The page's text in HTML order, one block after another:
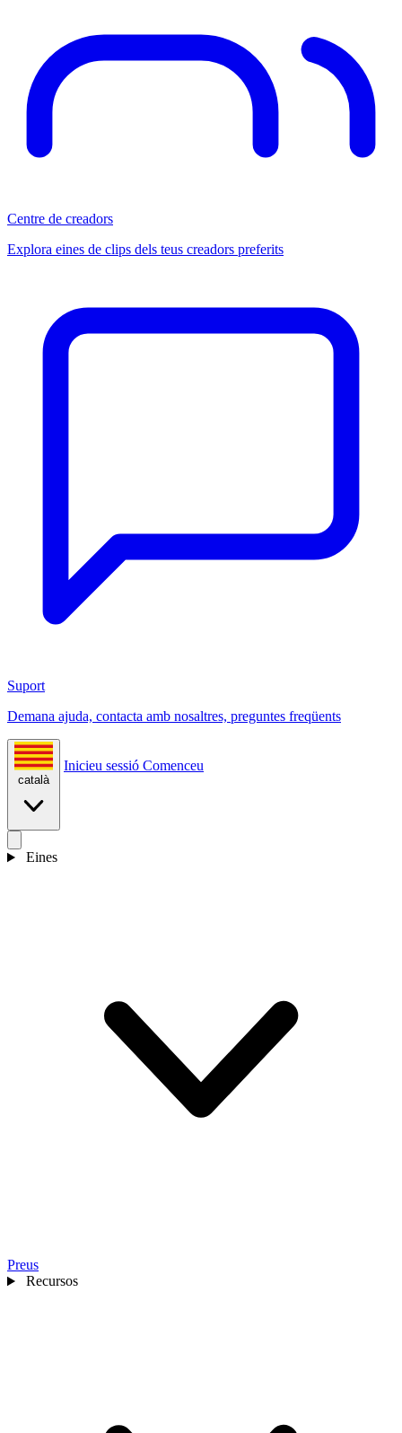
Centre de creadors
Explora eines de clips dels teus creadors preferits
Suport
Demana ajuda, contacta amb nosaltres, preguntes freqüents
català
Inicieu sessió Comenceu
Eines
Preus
Recursos